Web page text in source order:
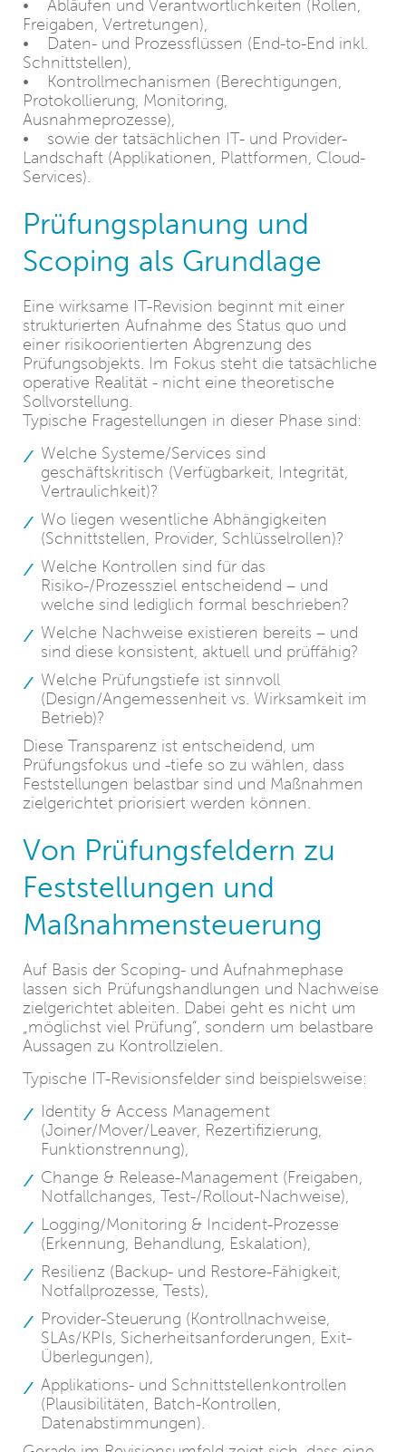
• Abläufen und Verantwortlichkeiten (Rollen,
Freigaben, Vertretungen),
• Daten- und Prozessflüssen (End-to-End inkl.
Schnittstellen),
• Kontrollmechanismen (Berechtigungen,
Protokollierung, Monitoring,
Ausnahmeprozesse),
• sowie der tatsächlichen IT- und Provider-
Landschaft (Applikationen, Plattformen, Cloud-
Services).
Prüfungsplanung und
Scoping als Grundlage
Eine wirksame IT-Revision beginnt mit einer
strukturierten Aufnahme des Status quo und
einer risikoorientierten Abgrenzung des
Prüfungsobjekts. Im Fokus steht die tatsächliche
operative Realität - nicht eine theoretische
Sollvorstellung.
Typische Fragestellungen in dieser Phase sind:
Welche Systeme/Services sind
geschäftskritisch (Verfügbarkeit, Integrität,
Vertraulichkeit)?
Wo liegen wesentliche Abhängigkeiten
(Schnittstellen, Provider, Schlüsselrollen)?
Welche Kontrollen sind für das
Risiko-/Prozessziel entscheidend – und
welche sind lediglich formal beschrieben?
Welche Nachweise existieren bereits – und
sind diese konsistent, aktuell und prüffähig?
Welche Prüfungstiefe ist sinnvoll
(Design/Angemessenheit vs. Wirksamkeit im
Betrieb)?
Diese Transparenz ist entscheidend, um
Prüfungsfokus und -tiefe so zu wählen, dass
Feststellungen belastbar sind und Maßnahmen
zielgerichtet priorisiert werden können.
Von Prüfungsfeldern zu
Feststellungen und
Maßnahmensteuerung
Auf Basis der Scoping- und Aufnahmephase
lassen sich Prüfungshandlungen und Nachweise
zielgerichtet ableiten. Dabei geht es nicht um
„möglichst viel Prüfung“, sondern um belastbare
Aussagen zu Kontrollzielen.
Typische IT-Revisionsfelder sind beispielsweise:
Identity & Access Management
(Joiner/Mover/Leaver, Rezertifizierung,
Funktionstrennung),
Change & Release-Management (Freigaben,
Notfallchanges, Test-/Rollout-Nachweise),
Logging/Monitoring & Incident-Prozesse
(Erkennung, Behandlung, Eskalation),
Resilienz (Backup- und Restore-Fähigkeit,
Notfallprozesse, Tests),
Provider-Steuerung (Kontrollnachweise,
SLAs/KPIs, Sicherheitsanforderungen, Exit-
Überlegungen),
Applikations- und Schnittstellenkontrollen
(Plausibilitäten, Batch-Kontrollen,
Datenabstimmungen).